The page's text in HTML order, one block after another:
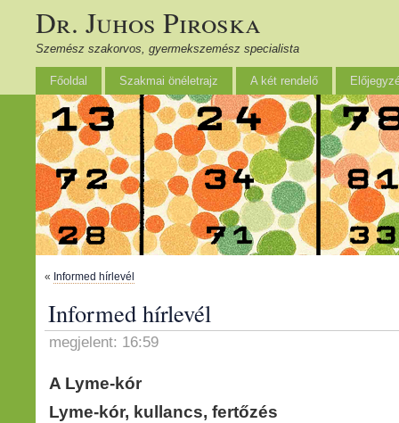
Dr. Juhos Piroska
Szemész szakorvos, gyermekszemész specialista
Főoldal Szakmai önéletrajz A két rendelő
« Informed hírlevél
Informed hírlevél
megjelent: 16:59
A Lyme-kór
Lyme-kór, kullancs, fertőzés